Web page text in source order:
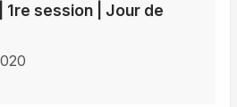
session | Jour de